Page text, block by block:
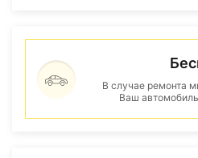
В случае ремонта
Ваш